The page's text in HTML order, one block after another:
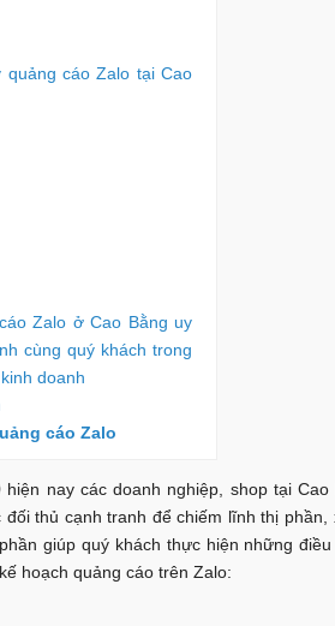
cáo Zalo tại Cao
Zalo ở Cao Bằng uy
cùng quý khách trong
doanh
cáo Zalo
nay các doanh nghiệp, shop tại
thủ cạnh tranh để chiếm lĩnh thị
giúp quý khách thực hiện những
hoạch quảng cáo trên Zalo: